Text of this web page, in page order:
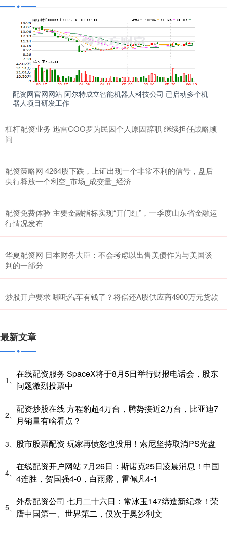
配资网官网网站 阿尔特成立智能机器人科技公司 已启动多个机
器人项目研发工作
杠杆配资业务 迅雷COO罗为民因个人原因辞职 继续担任战略顾
问
配资策略网 4264股下跌，上证出现一个非常不利的信号，盘后
央行释放一个利空_市场_成交量_经济
配资免费体验 主要金融指标实现“开门红”，一季度山东省金融运
行情况发布
华夏配资网 日本财务大臣：不会考虑以出售美债作为与美国谈
判的一部分
炒股开户要求 哪吒汽车有钱了？将偿还A股供应商4900万元货款
最新文章
1、
在线配资服务 SpaceX将于8月5日举行财报电话会，股东
问题激烈投票中
2、
配资炒股在线 方程豹超4万台，腾势接近2万台，比亚迪7
月销量有啥看点？
3、 股市股票配资 玩家再愤怒也没用！索尼坚持取消PS光盘
4、
在线配资开户网站 7月26日：斯诺克25日凌晨消息！中国
4连胜，贺国强4-0，白雨露，雷佩凡4-1
5、
外盘配资公司 七月二十六日：常冰玉147缔造新纪录！荣
膺中国第一、世界第二，仅次于奥沙利文